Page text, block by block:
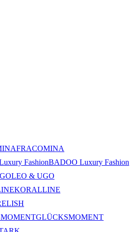
FRACOMINA
BADOO Luxury Fashion
LEO & UGO
KORALLINE
GLÜCKSMOMENT